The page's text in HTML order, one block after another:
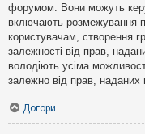
форумом. Вони можуть
включають розмежування
користувачам, створення
залежності від прав,
володіють усіма
залежно від прав,
Догори